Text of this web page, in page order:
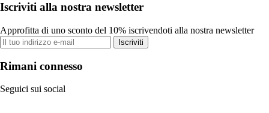
Iscriviti alla nostra newsletter
Approfitta di uno sconto del 10% iscrivendoti alla nostra newsletter
Iscriviti
Rimani connesso
Seguici sui social